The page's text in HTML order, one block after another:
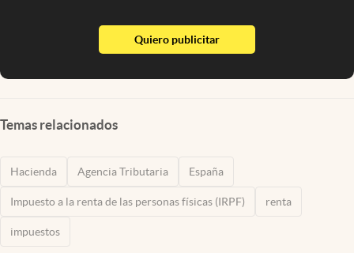
Quiero publicitarabre en nueva pestaña
Temas relacionados
Hacienda Agencia Tributaria España
Impuesto a la renta de las personas físicas (IRPF) renta
impuestos